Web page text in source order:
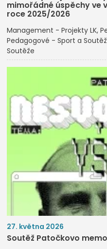
mimořádné úspěchy ve
roce 2025/2026
Management - Projekty LK
Pedagogové - Sport a
Soutěže
27. května 2026
Soutěž Patočkovo